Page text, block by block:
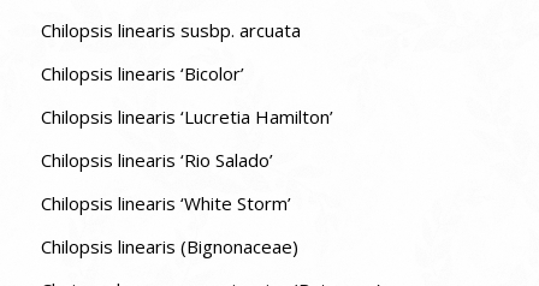
Chilopsis linearis susbp. arcuata
Chilopsis linearis ‘Bicolor’
Chilopsis linearis ‘Lucretia Hamilton’
Chilopsis linearis ‘Rio Salado’
Chilopsis linearis ‘White Storm’
Chilopsis linearis (Bignonaceae)